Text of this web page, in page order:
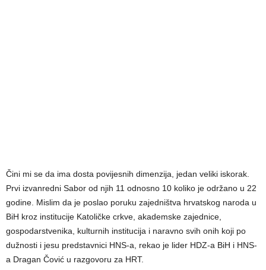
Čini mi se da ima dosta povijesnih dimenzija, jedan veliki iskorak.
Prvi izvanredni Sabor od njih 11 odnosno 10 koliko je održano u 22
godine. Mislim da je poslao poruku zajedništva hrvatskog naroda u
BiH kroz institucije Katoličke crkve, akademske zajednice,
gospodarstvenika, kulturnih institucija i naravno svih onih koji po
dužnosti i jesu predstavnici HNS-a, rekao je lider HDZ-a BiH i HNS-
a Dragan Čović u razgovoru za HRT.